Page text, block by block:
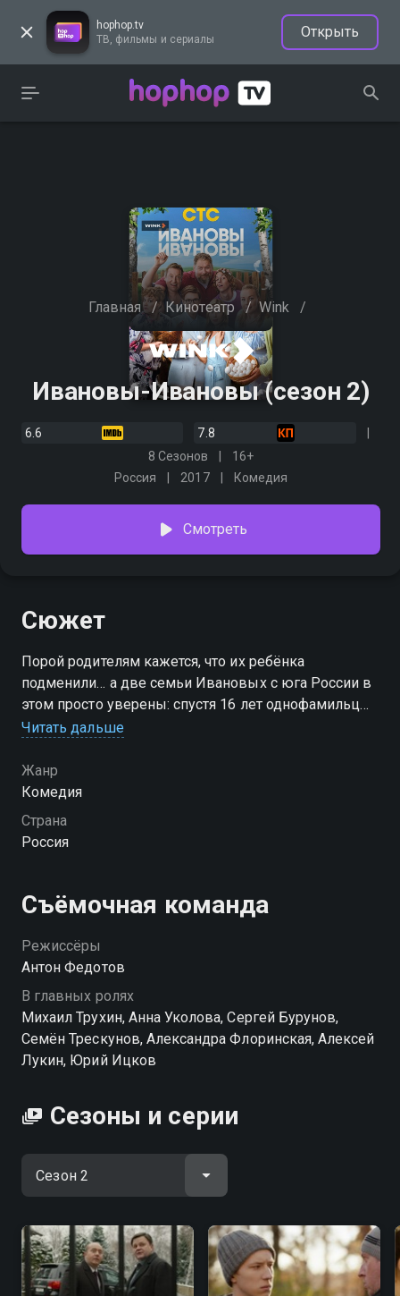
hophop.tv
ТВ, фильмы и сериалы
Открыть
Главная / Кинотеатр / Wink /
Ивановы-Ивановы (сезон 2)
6.6
7.8
8 Сезонов
16+
Россия
2017 Комедия
Смотреть
Сюжет
Порой родителям кажется, что их ребёнка
подменили… а две семьи Ивановых с юга России в
этом просто уверены: спустя 16 лет однофамильцы
узнают, что их детей перепутали в роддоме. Как
а твою кровиночку воспитывают чужие люди? Ещё
и в роскоши, которая тебе даже не снилась. И как он
примет своих новых, но уж больно бедных
родственников?
Ивановы вы можете совершенно бесплатно в
хорошем HD качестве на hophop.tv
Читать дальше
Жанр
Комедия
Страна
Россия
Съёмочная команда
Режиссёры
Антон Федотов
В главных ролях
Михаил Трухин, Анна Уколова, Сергей Бурунов,
Семён Трескунов, Александра Флоринская, Алексей
Лукин, Юрий Ицков
Сезоны и серии